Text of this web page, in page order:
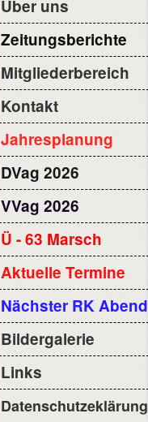
Über uns
Zeitungsberichte
Mitgliederbereich
Kontakt
Jahresplanung
DVag 2026
VVag 2026
Ü - 63 Marsch
Aktuelle Termine
Nächster RK Abend
Bildergalerie
Links
Datenschutzeklärung